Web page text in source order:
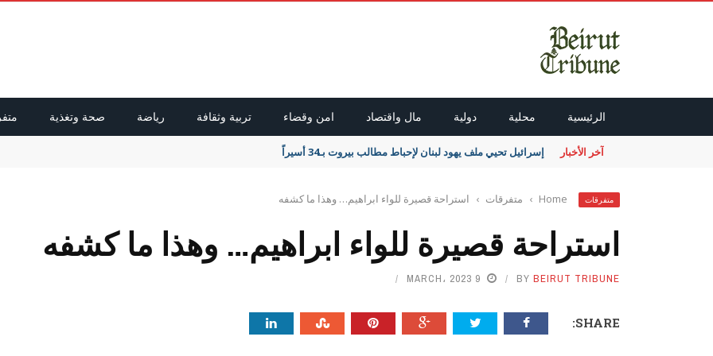
الرئيسية محلية دولية مال واقتصاد امن وقضاء تربية وثقافة رياضة صحة وتغذية
آخر الأخبار إسرائيل تحيي ملف يهود لبنان لإحباط مطالب بيروت بـ34 أسيراً
متفرقات Home
› متفرقات › استراحة قصيرة للواء ابراهيم… وهذا ما كشفه
استراحة قصيرة للواء ابراهيم… وهذا ما كشفه
BY BEIRUT TRIBUNE 9 MARCH، 2023
SHARE: